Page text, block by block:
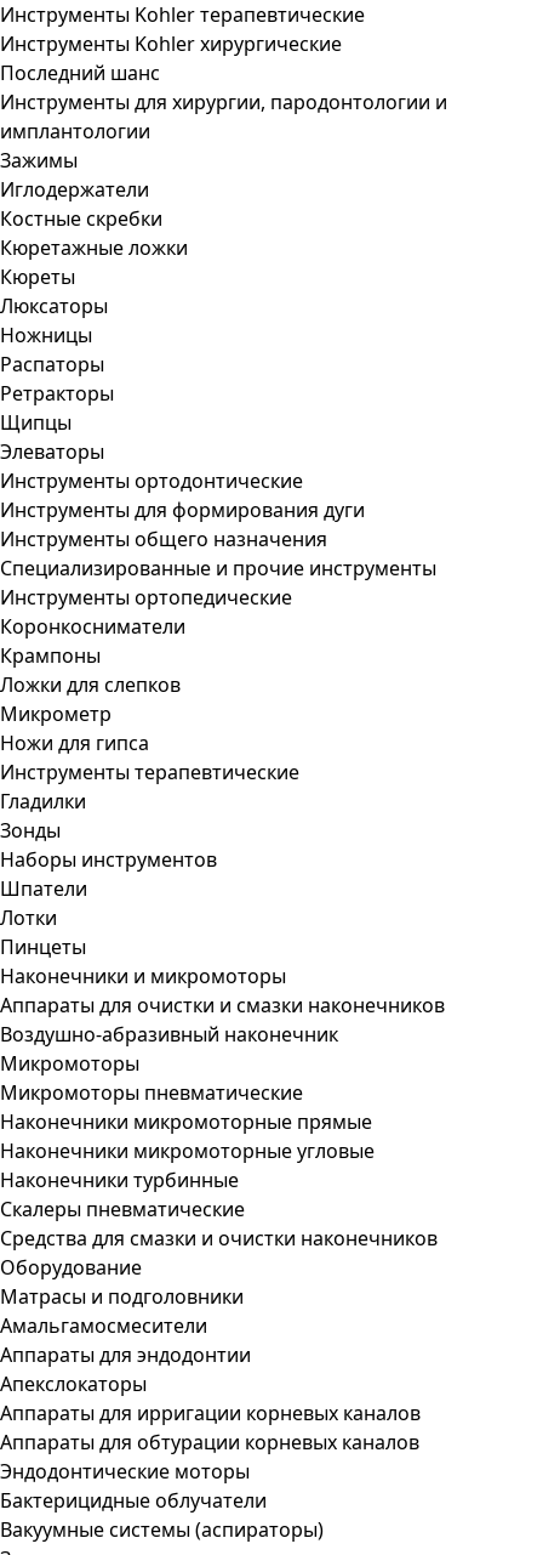
Инструменты Kohler терапевтические
Инструменты Kohler хирургические
Последний шанс
Инструменты для хирургии, пародонтологии и
имплантологии
Зажимы
Иглодержатели
Костные скребки
Кюретажные ложки
Кюреты
Люксаторы
Ножницы
Распаторы
Ретракторы
Щипцы
Элеваторы
Инструменты ортодонтические
Инструменты для формирования дуги
Инструменты общего назначения
Специализированные и прочие инструменты
Инструменты ортопедические
Коронкосниматели
Крампоны
Ложки для слепков
Микрометр
Ножи для гипса
Инструменты терапевтические
Гладилки
Зонды
Наборы инструментов
Шпатели
Лотки
Пинцеты
Наконечники и микромоторы
Аппараты для очистки и смазки наконечников
Воздушно-абразивный наконечник
Микромоторы
Микромоторы пневматические
Наконечники микромоторные прямые
Наконечники микромоторные угловые
Наконечники турбинные
Скалеры пневматические
Средства для смазки и очистки наконечников
Оборудование
Матрасы и подголовники
Амальгамосмесители
Аппараты для эндодонтии
Апекслокаторы
Аппараты для ирригации корневых каналов
Аппараты для обтурации корневых каналов
Эндодонтические моторы
Бактерицидные облучатели
Вакуумные системы (аспираторы)